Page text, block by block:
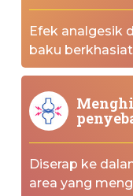
Efek analgesik
baku
Diserap ke
area yang